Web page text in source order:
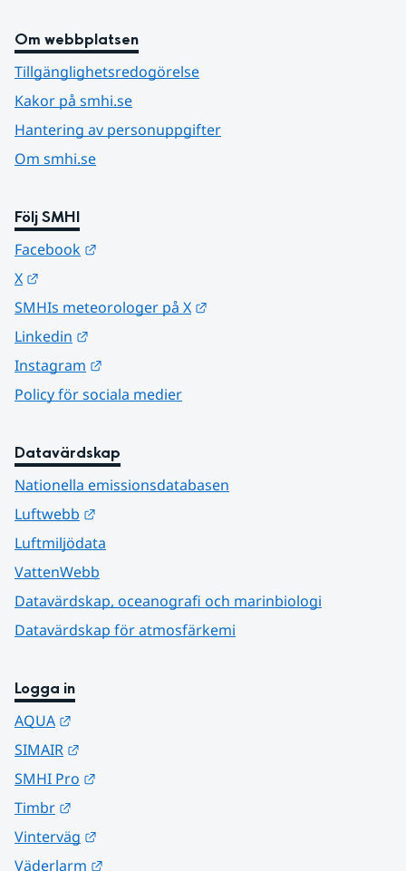
Om webbplatsen
Tillgänglighetsredogörelse
Kakor på smhi.se
Hantering av personuppgifter
Om smhi.se
Följ SMHI
Facebook
X
SMHIs meteorologer på X
Linkedin
Instagram
Policy för sociala medier
Datavärdskap
Nationella emissionsdatabasen
Luftwebb
Luftmiljödata
VattenWebb
Datavärdskap, oceanografi och marinbiologi
Datavärdskap för atmosfärkemi
Logga in
AQUA
SIMAIR
SMHI Pro
Timbr
Vinterväg
Väderlarm